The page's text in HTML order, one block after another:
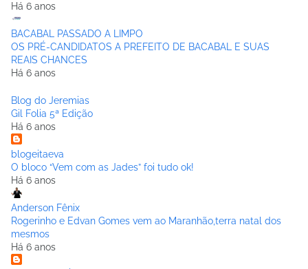
Há 6 anos
BACABAL PASSADO A LIMPO
OS PRÉ-CANDIDATOS A PREFEITO DE BACABAL E SUAS
REAIS CHANCES
Há 6 anos
Blog do Jeremias
Gil Folia 5ª Edição
Há 6 anos
blogeitaeva
O bloco “Vem com as Jades” foi tudo ok!
Há 6 anos
Anderson Fênix
Rogerinho e Edvan Gomes vem ao Maranhão,terra natal dos
mesmos
Há 6 anos